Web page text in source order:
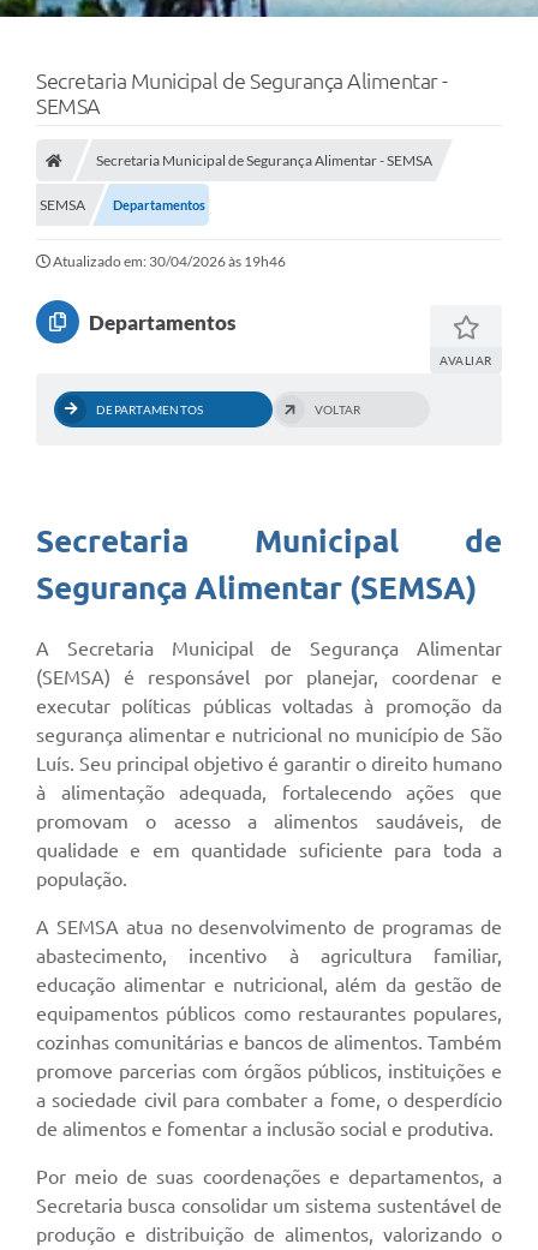
Secretaria Municipal de Segurança Alimentar -
SEMSA
Secretaria Municipal de Segurança Alimentar - SEMSA
SEMSA Departamentos
Atualizado em: 30/04/2026 às 19h46
Departamentos
AVALIAR
DEPARTAMENTOS VOLTAR
Secretaria Municipal de
Segurança Alimentar (SEMSA)
A Secretaria Municipal de Segurança Alimentar
(SEMSA) é responsável por planejar, coordenar e
executar políticas públicas voltadas à promoção da
segurança alimentar e nutricional no município de São
Luís. Seu principal objetivo é garantir o direito humano
à alimentação adequada, fortalecendo ações que
promovam o acesso a alimentos saudáveis, de
qualidade e em quantidade suficiente para toda a
população.
A SEMSA atua no desenvolvimento de programas de
abastecimento, incentivo à agricultura familiar,
educação alimentar e nutricional, além da gestão de
equipamentos públicos como restaurantes populares,
cozinhas comunitárias e bancos de alimentos. Também
promove parcerias com órgãos públicos, instituições e
a sociedade civil para combater a fome, o desperdício
de alimentos e fomentar a inclusão social e produtiva.
Por meio de suas coordenações e departamentos, a
Secretaria busca consolidar um sistema sustentável de
produção e distribuição de alimentos, valorizando o